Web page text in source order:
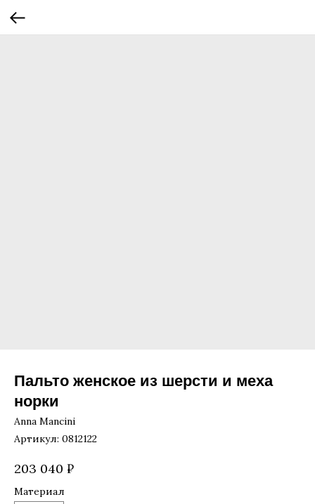
Пальто женское из шерсти и меха
норки
Anna Mancini
Артикул: 0812122
203 040 ₽
Материал